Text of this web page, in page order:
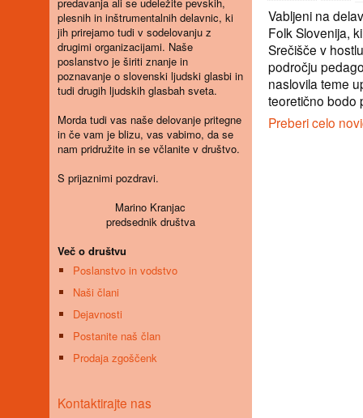
Vabljeni na
Folk Slovenija,
Srečišče v
področju
naslovila teme
teoretično bodo
Preberi celo
plesnih in inštrumentalnih delavnic, ki
jih prirejamo tudi v sodelovanju z
drugimi organizacijami. Naše
poslanstvo je širiti znanje in
poznavanje o slovenski ljudski glasbi in
tudi drugih ljudskih glasbah sveta.
Morda tudi vas naše delovanje pritegne
in če vam je blizu, vas vabimo, da se
nam pridružite in se včlanite v društvo.
S prijaznimi pozdravi.
Marino Kranjac
predsednik društva
Več o društvu
Poslanstvo in vodstvo
Naši člani
Dejavnosti
Postanite naš član
Prodaja zgoščenk
Kontaktirajte nas